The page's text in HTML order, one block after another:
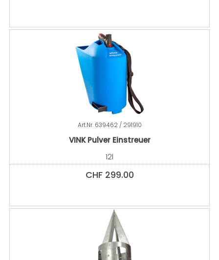
Art.Nr. 639462 / 291910
VINK Pulver Einstreuer
12l
CHF 299.00